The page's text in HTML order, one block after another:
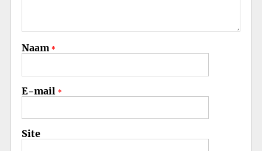
Naam *
E-mail *
Site